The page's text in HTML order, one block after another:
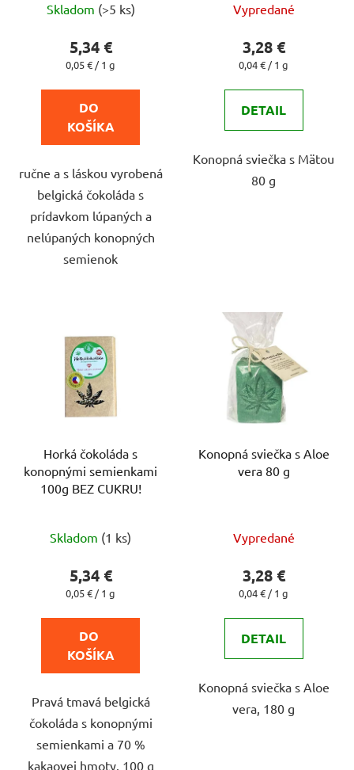
hodnotenie
produktu
je
z
5
hviezdičiek.
Skladom (>5 ks)
5,34 €
Jednotková
0,05 € / 1 g
DO
KOŠÍKA
ručne a s láskou vyrobená
belgická čokoláda s
prídavkom lúpaných a
nelúpaných konopných
semienok
Vypredané
3,28 €
Jednotková
0,04 € / 1 g
DETAIL
Konopná sviečka s Mätou
80 g
Horká čokoláda s
konopnými semienkami
100g BEZ CUKRU!
hodnotenie
je
z
5
hviezdičiek.
Skladom (1 ks)
5,34 €
Jednotková
0,05 € / 1 g
DO
KOŠÍKA
Pravá tmavá belgická
čokoláda s konopnými
semienkami a 70 %
kakaovej hmoty. 100 g
Konopná sviečka s Aloe
vera 80 g
Vypredané
3,28 €
Jednotková
0,04 € / 1 g
DETAIL
Konopná sviečka s Aloe
vera, 180 g